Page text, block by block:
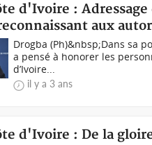
d'Ivoire :
aux
Drogba (Ph)&nbsp;Dans sa
a pensé à honorer les
d’Ivoire...
il y a 3 ans
d'Ivoire : De la